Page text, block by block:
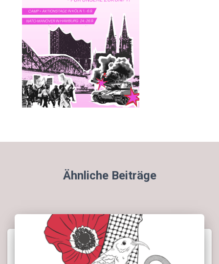
Ähnliche Beiträge